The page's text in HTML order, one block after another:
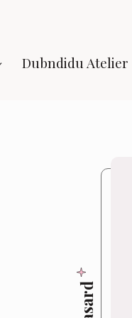
Dubndidu Atelier